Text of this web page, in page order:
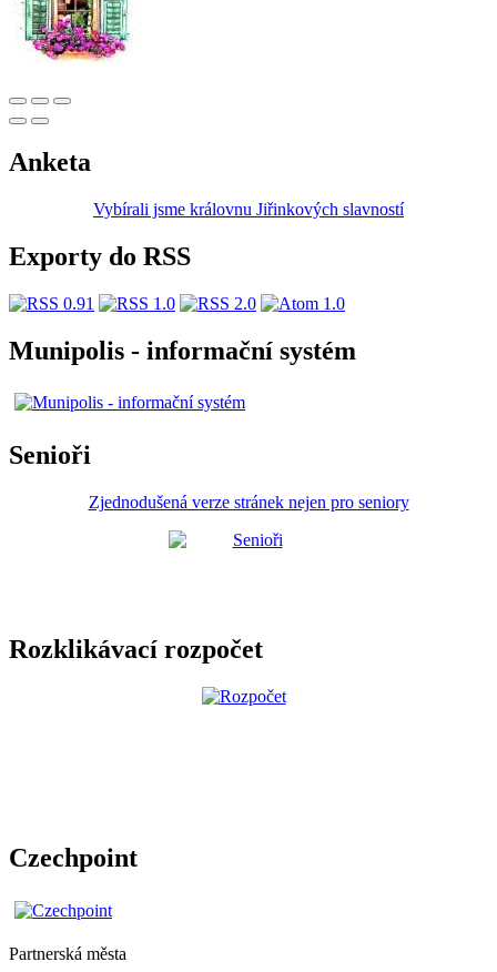
Anketa
Vybírali jsme královnu Jiřinkových slavností
Exporty do RSS
Munipolis - informační systém
Senioři
Zjednodušená verze stránek nejen pro seniory
Rozklikávací rozpočet
Czechpoint
Partnerská města